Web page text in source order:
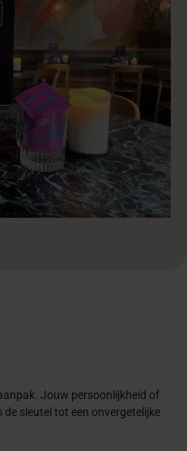
Jouw persoonlijkheid of
sleutel tot een onvergetelijke